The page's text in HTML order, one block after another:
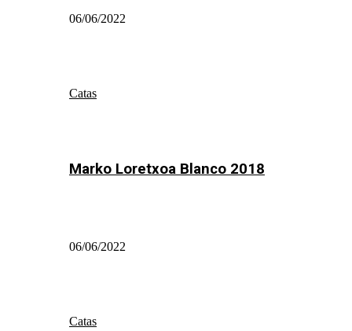
06/06/2022
Catas
Marko Loretxoa Blanco 2018
06/06/2022
Catas